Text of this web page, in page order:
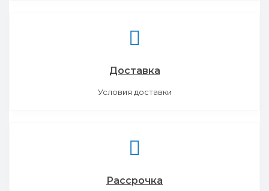
Доставка
Условия доставки
Рассрочка